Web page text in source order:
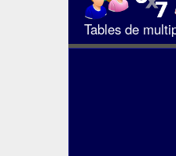
Tables de